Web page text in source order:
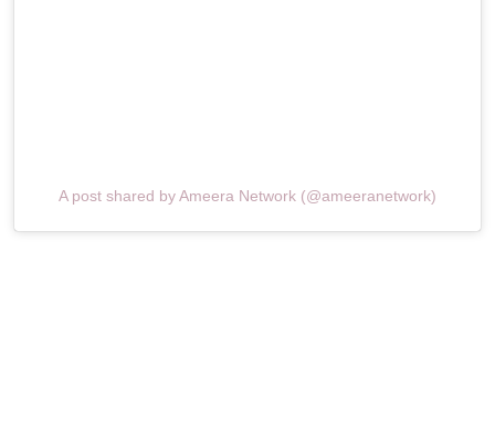
A post shared by Ameera Network (@ameeranetwork)